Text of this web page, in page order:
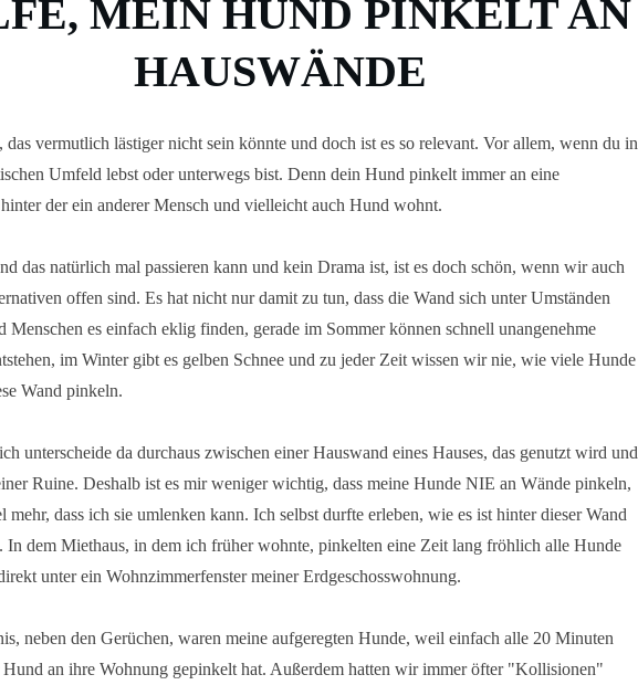
MEIN HUND PINKELT AN
HAUSWÄNDE
das vermutlich lästiger nicht sein könnte und doch ist es so relevant. Vor allem, wenn du in
Umfeld lebst oder unterwegs bist. Denn dein Hund pinkelt immer an eine
der ein anderer Mensch und vielleicht auch Hund wohnt.
das natürlich mal passieren kann und kein Drama ist, ist es doch schön, wenn wir auch
offen sind. Es hat nicht nur damit zu tun, dass die Wand sich unter Umständen
Menschen es einfach eklig finden, gerade im Sommer können schnell unangenehme
im Winter gibt es gelben Schnee und zu jeder Zeit wissen wir nie, wie viele Hunde
Wand pinkeln.
unterscheide da durchaus zwischen einer Hauswand eines Hauses, das genutzt wird und
Ruine. Deshalb ist es mir weniger wichtig, dass meine Hunde NIE an Wände pinkeln,
mehr, dass ich sie umlenken kann. Ich selbst durfte erleben, wie es ist hinter dieser Wand
In dem Miethaus, in dem ich früher wohnte, pinkelten eine Zeit lang fröhlich alle Hunde
unter ein Wohnzimmerfenster meiner Erdgeschosswohnung.
neben den Gerüchen, waren meine aufgeregten Hunde, weil einfach alle 20 Minuten
Hund an ihre Wohnung gepinkelt hat. Außerdem hatten wir immer öfter "Kollisionen"